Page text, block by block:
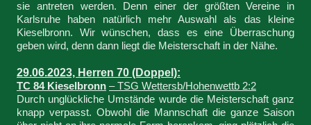
sie antreten werden. Denn einer der größten Vereine in
Karlsruhe haben natürlich mehr Auswahl als das kleine
Kieselbronn. Wir wünschen, dass es eine Überraschung
geben wird, denn dann liegt die Meisterschaft in der Nähe.
29.06.2023, Herren 70 (Doppel):
TC 84 Kieselbronn – TSG Wettersb/Hohenwettb 2:2
Durch unglückliche Umstände wurde die Meisterschaft ganz
knapp verpasst. Obwohl die Mannschaft die ganze Saison